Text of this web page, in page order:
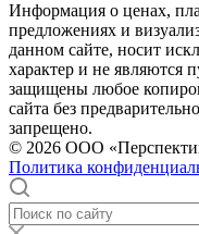
Информация о ценах,
предложениях и
данном сайте, носит
характер и не являются
защищены любое
сайта без
запрещено.
© 2026 ООО
Политика